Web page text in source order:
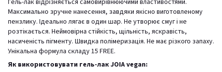
Максимально зручне нанесення, завдяки якісно виготовленому
пензлику. Ідеально лягає в один шар. Не утворює смуг і не
розтікається. Неймовірна стійкість, щільність, яскравість,
насиченість пігменту. Швидка полімеризація. Не має різкого запаху.
Унікальна формула складу 15 FREE.
Як використовувати гель-лак JOIA vegan: